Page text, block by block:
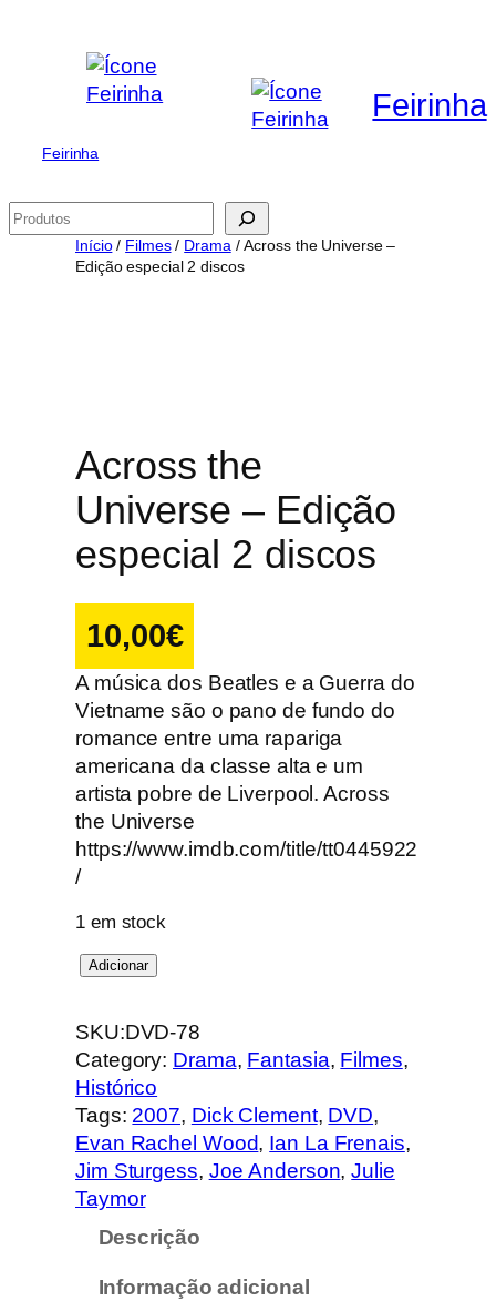
conteúdo
Feirinha
Feirinha
Pesquisar
Início/ Filmes/ Drama / Across the Universe –
Edição especial 2 discos
Across the
Universe – Edição
especial 2 discos
10,00€
A música dos Beatles e a Guerra do
Vietname são o pano de fundo do
romance entre uma rapariga
americana da classe alta e um
artista pobre de Liverpool. Across
the Universe
https://www.imdb.com/title/tt0445922
/
1 em stock
Q
a
n
t
i
d
a
d
Adicionar
SKU:DVD-78
Category: Drama, Fantasia, Filmes
Histórico
Tags: 2007, Dick Clement, DVD
Evan Rachel Wood, Ian La Frenais
Jim Sturgess, Joe Anderson, Julie
Taymor
Descrição
Informação adicional